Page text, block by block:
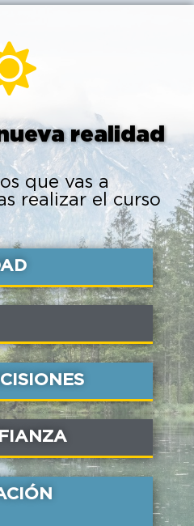
realidad
que vas a
realizar el curso